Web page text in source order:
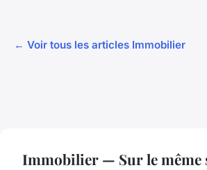
← Voir tous les articles Immobilier
Immobilier — Sur le même